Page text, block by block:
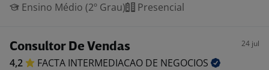
Ensino Médio (2º Grau)
Presencial
Consultor De Vendas 24 jul
4,2 FACTA INTERMEDIACAO DE NEGOCIOS